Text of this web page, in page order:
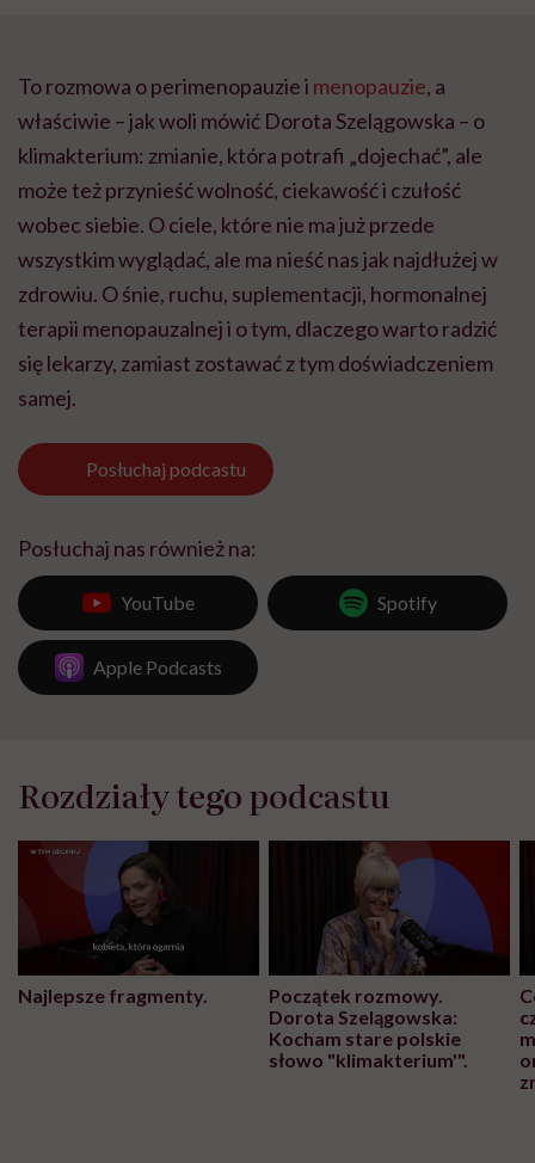
To rozmowa o perimenopauzie i menopauzie, a
właściwie – jak woli mówić Dorota Szelągowska – o
klimakterium: zmianie, która potrafi „dojechać”, ale
może też przynieść wolność, ciekawość i czułość
wobec siebie. O ciele, które nie ma już przede
wszystkim wyglądać, ale ma nieść nas jak najdłużej w
zdrowiu. O śnie, ruchu, suplementacji, hormonalnej
terapii menopauzalnej i o tym, dlaczego warto radzić
się lekarzy, zamiast zostawać z tym doświadczeniem
samej.
Posłuchaj podcastu
Posłuchaj nas również na:
YouTube Spotify
Apple Podcasts
Rozdziały tego podcastu
Najlepsze fragmenty.
Początek rozmowy.
Dorota Szelągowska:
Kocham stare polskie
słowo "klimakterium'".